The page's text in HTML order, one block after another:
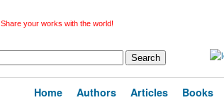
Share your works with the world!
Home Authors Articles Books